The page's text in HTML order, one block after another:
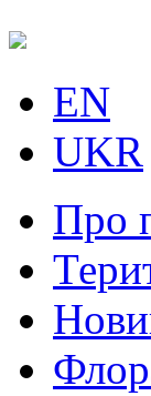
EN
UKR
Про